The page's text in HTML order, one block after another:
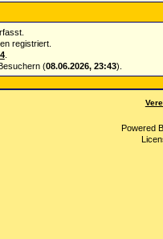
registriert.
.
(08.06.2026, 23:43).
Powered